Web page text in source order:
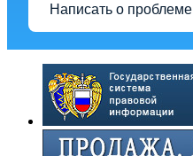
Написать о проблеме